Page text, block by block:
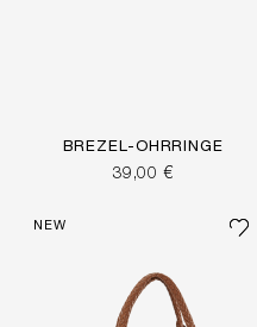
BREZEL-OHRRINGE
39,00 €
NEW